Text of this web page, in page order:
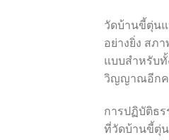
วัดบ้านขี้ตุ่นแ
อย่างยิ่ง สภ
แบบสำหรับ
วิญญาณอีกค
การปฏิบัติธร
ที่วัดบ้านขี้ตุ่น